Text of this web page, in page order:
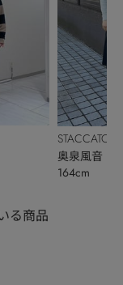
STACCATO
奥泉風音
164cm
る商品